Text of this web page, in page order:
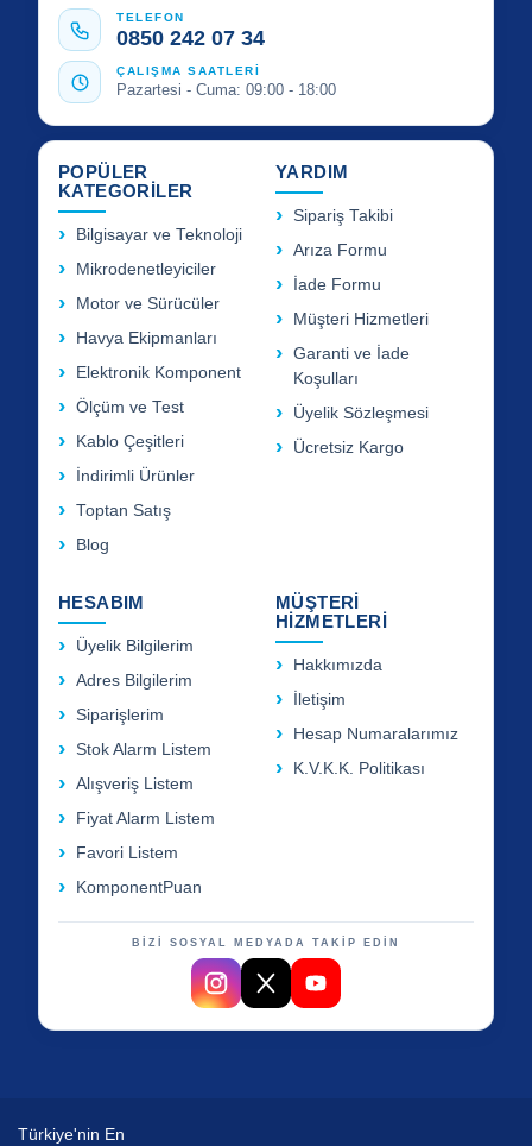
TELEFON
0850 242 07 34
ÇALIŞMA SAATLERİ
Pazartesi - Cuma: 09:00 - 18:00
POPÜLER
KATEGORİLER
Bilgisayar ve Teknoloji
Mikrodenetleyiciler
Motor ve Sürücüler
Havya Ekipmanları
Elektronik Komponent
Ölçüm ve Test
Kablo Çeşitleri
İndirimli Ürünler
Toptan Satış
Blog
YARDIM
Sipariş Takibi
Arıza Formu
İade Formu
Müşteri Hizmetleri
Garanti ve İade
Koşulları
Üyelik Sözleşmesi
Ücretsiz Kargo
HESABIM
Üyelik Bilgilerim
Adres Bilgilerim
Siparişlerim
Stok Alarm Listem
Alışveriş Listem
Fiyat Alarm Listem
Favori Listem
KomponentPuan
MÜŞTERİ
HİZMETLERİ
Hakkımızda
İletişim
Hesap Numaralarımız
K.V.K.K. Politikası
BİZİ SOSYAL MEDYADA TAKİP EDİN
Türkiye'nin En